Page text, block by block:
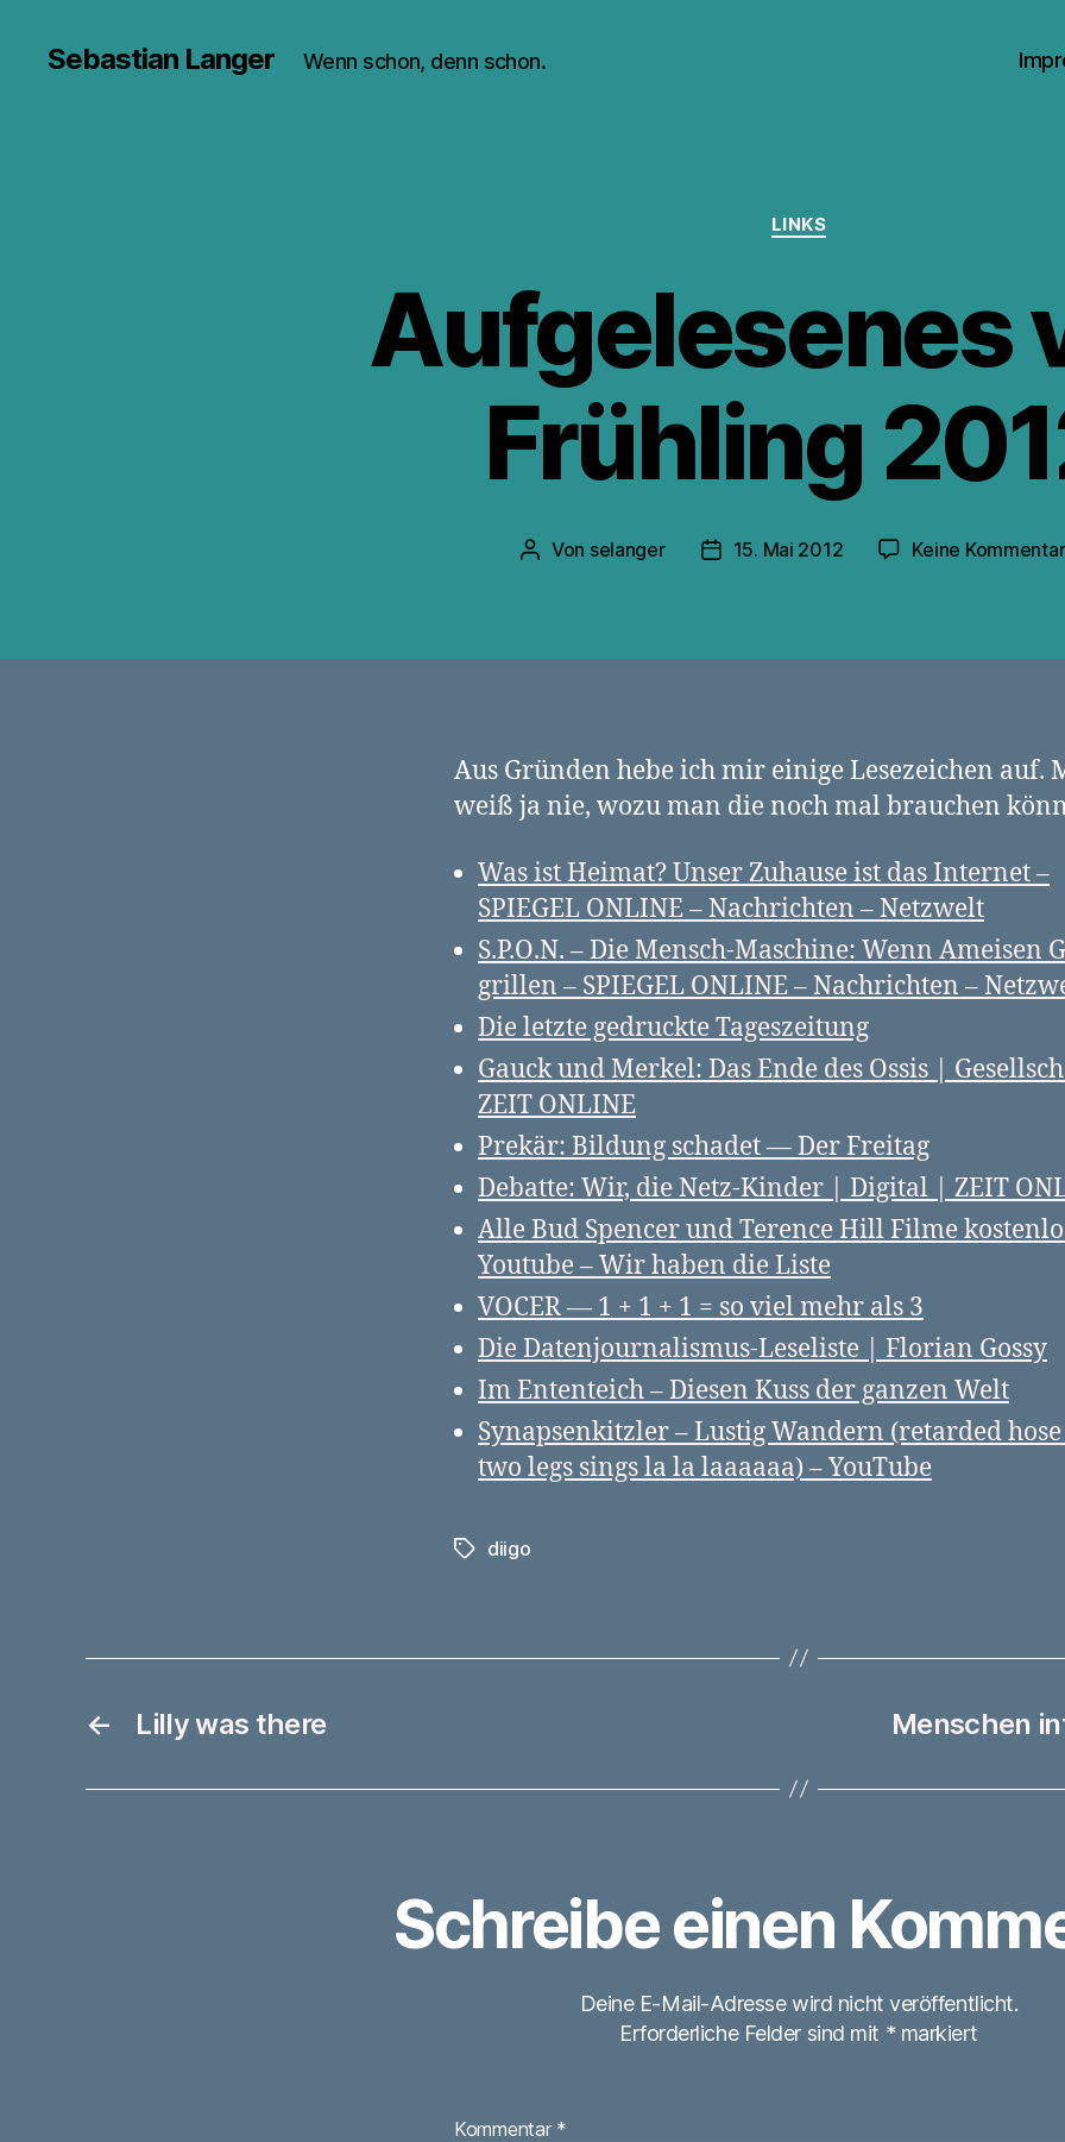
Sebastian Langer Wenn schon, denn schon.
Kategorien
LINKS
Aufgelesenes
Frühling
Beitragsautor
Von selanger Veröffentlichungsdatum
15. Mai 2012 Keine
Aus Gründen hebe ich mir einige Lesezeichen auf.
weiß ja nie, wozu man die noch mal brauchen
Was ist Heimat? Unser Zuhause ist das Internet –
SPIEGEL ONLINE – Nachrichten – Netzwelt
S.P.O.N. – Die Mensch-Maschine: Wenn Ameisen
grillen – SPIEGEL ONLINE – Nachrichten –
Die letzte gedruckte Tageszeitung
Gauck und Merkel: Das Ende des Ossis |
ZEIT ONLINE
Prekär: ­­­­Bildung schadet — Der Freitag
Debatte: Wir, die Netz-Kinder | Digital | ZEIT
Alle Bud Spencer und Terence Hill Filme
Youtube – Wir haben die Liste
VOCER — 1 + 1 + 1 = so viel mehr als 3
Die Datenjournalismus-Leseliste | Florian Gossy
Im Ententeich – Diesen Kuss der ganzen Welt
Synapsenkitzler – Lustig Wandern (retarded
two legs sings la la laaaaaa) – YouTube
Schlagwörter
diigo
← Lilly was there Menschen
Schreibe einen
Deine E-Mail-Adresse wird nicht veröffentlicht.
Erforderliche Felder sind mit *markiert
Kommentar *